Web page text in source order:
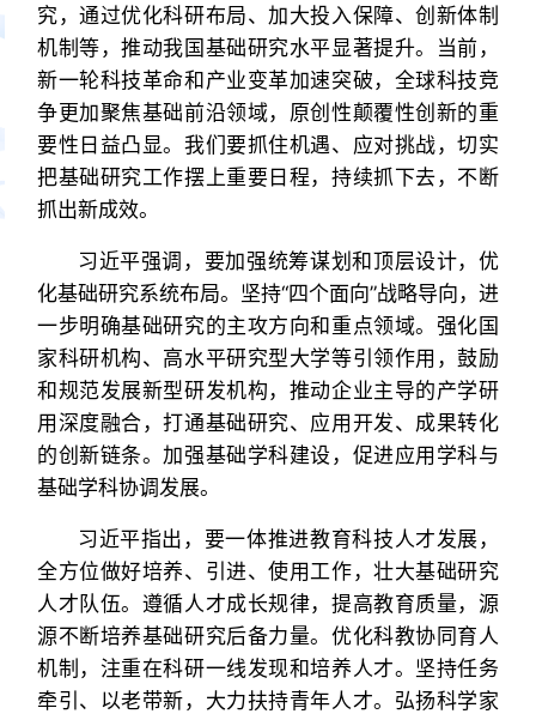
究，通过优化科研布局、加大投入保障、创新体制
机制等，推动我国基础研究水平显著提升。当前，
新一轮科技革命和产业变革加速突破，全球科技竞
争更加聚焦基础前沿领域，原创性颠覆性创新的重
要性日益凸显。我们要抓住机遇、应对挑战，切实
把基础研究工作摆上重要日程，持续抓下去，不断
抓出新成效。
习近平强调，要加强统筹谋划和顶层设计，优
化基础研究系统布局。坚持“四个面向”战略导向，进
一步明确基础研究的主攻方向和重点领域。强化国
家科研机构、高水平研究型大学等引领作用，鼓励
和规范发展新型研发机构，推动企业主导的产学研
用深度融合，打通基础研究、应用开发、成果转化
的创新链条。加强基础学科建设，促进应用学科与
基础学科协调发展。
习近平指出，要一体推进教育科技人才发展，
全方位做好培养、引进、使用工作，壮大基础研究
人才队伍。遵循人才成长规律，提高教育质量，源
源不断培养基础研究后备力量。优化科教协同育人
机制，注重在科研一线发现和培养人才。坚持任务
牵引、以老带新，大力扶持青年人才。弘扬科学家